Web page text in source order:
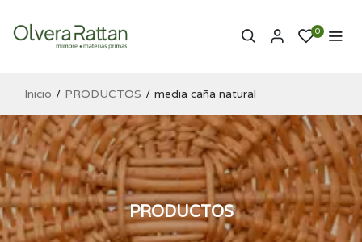
0
Inicio PRODUCTOS media caña natural
PRODUCTOS